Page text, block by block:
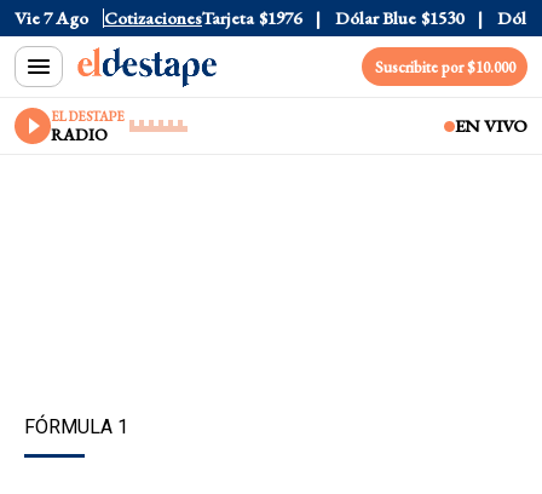
Vie 7 Ago Cotizaciones
$1520 Dólar Tarjeta $1976 Dólar Blue $1530 Dólar
Suscribite por $10.000
EL DESTAPE
RADIO EN VIVO
FÓRMULA 1